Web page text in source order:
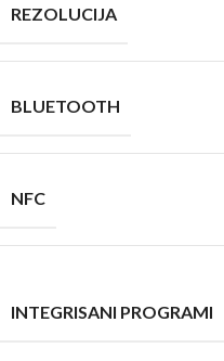
REZOLUCIJA
BLUETOOTH
NFC
INTEGRISANI PROGRAMI